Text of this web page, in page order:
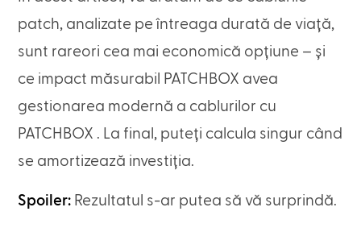
patch, analizate pe întreaga durată de viață,
sunt rareori cea mai economică opțiune – și
ce impact măsurabil PATCHBOX avea
gestionarea modernă a cablurilor cu
PATCHBOX . La final, puteți calcula singur când
se amortizează investiția.
Spoiler: Rezultatul s-ar putea să vă surprindă.